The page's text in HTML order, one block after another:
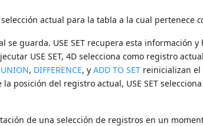
actual para la tabla a la cual pertenece
guarda. USE SET recupera esta información
USE SET, 4D selecciona como registro
UNION, DIFFERENCE, yADD TO SET reinicializan
posición del registro actual, USE SET
de una selección de registros en un